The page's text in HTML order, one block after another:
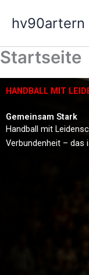
Inhalthv90artern
Startseite
HANDBALL MIT
Gemeinsam Stark
Handball mit
Verbundenheit – das